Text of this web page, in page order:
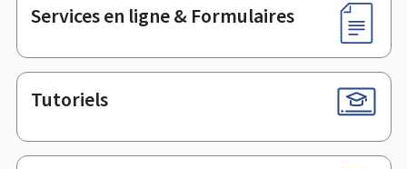
Services en ligne & Formulaires
Tutoriels